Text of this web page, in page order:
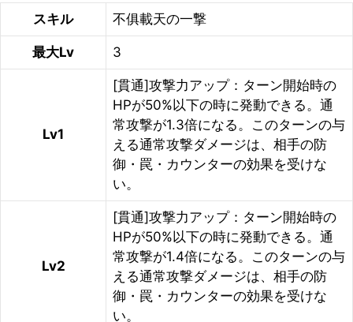
スキル 不俱載天の一撃
最大Lv 3
Lv1
[貫通]攻撃力アップ：ターン開始時の
HPが50%以下の時に発動できる。通
常攻撃が1.3倍になる。このターンの与
える通常攻撃ダメージは、相手の防
御・罠・カウンターの効果を受けな
い。
Lv2
[貫通]攻撃力アップ：ターン開始時の
HPが50%以下の時に発動できる。通
常攻撃が1.4倍になる。このターンの与
える通常攻撃ダメージは、相手の防
御・罠・カウンターの効果を受けな
い。